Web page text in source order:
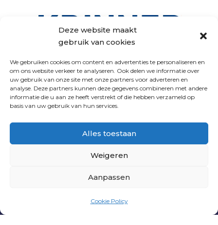
Deze website maakt
gebruik van cookies
We gebruiken cookies om content en advertenties te personaliseren en
om ons website verkeer te analyseren. Ook delen we informatie over
uw gebruik van onze site met onze partners voor adverteren en
analyse. Deze partners kunnen deze gegevens combineren met andere
informatie die u aan ze heeft verstrekt of die hebben verzameld op
basis van uw gebruik van hun services.
Alles toestaan
Weigeren
Aanpassen
Cookie Policy
VOLG ONS
| WEBSITE DOOR